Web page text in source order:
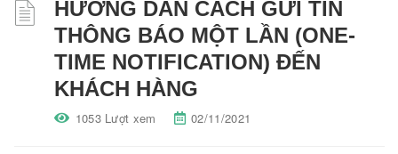
HƯỚNG DẪN CÁCH GỬI TIN
THÔNG BÁO MỘT LẦN (ONE-
TIME NOTIFICATION) ĐẾN
KHÁCH HÀNG
1053 Lượt xem 02/11/2021